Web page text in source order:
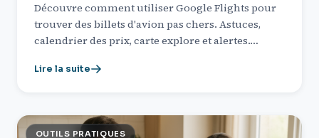
Découvre comment utiliser Google Flights pour
trouver des billets d'avion pas chers. Astuces,
calendrier des prix, carte explore et alertes.…
Lire la suite
OUTILS PRATIQUES